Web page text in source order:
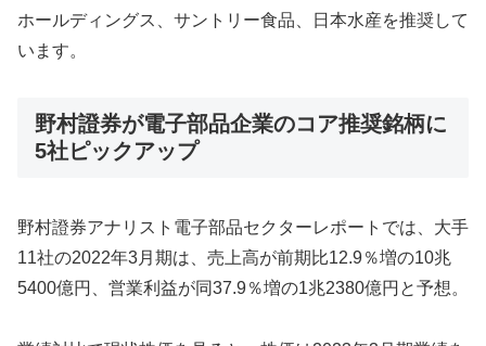
ホールディングス、サントリー食品、日本水産を推奨して
います。
野村證券が電子部品企業のコア推奨銘柄に
5社ピックアップ
野村證券アナリスト電子部品セクターレポートでは、大手
11社の2022年3月期は、売上高が前期比12.9％増の10兆
5400億円、営業利益が同37.9％増の1兆2380億円と予想。